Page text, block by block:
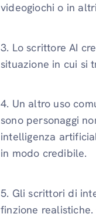
videogiochi o in
3. Lo scrittore AI
situazione in cui si
4. Un altro uso
sono personaggi
intelligenza
in modo credibile.
5. Gli scrittori di
finzione